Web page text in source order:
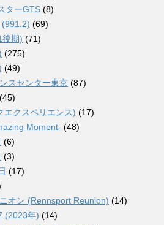
ターGTS (8)
(69)
期) (71)
(275)
(49)
スセンター東京 (87)
(45)
クスペリエンス) (17)
Moment- (48)
(6)
(3)
(17)
オン (Rennsport Reunion) (14)
(2023年) (14)